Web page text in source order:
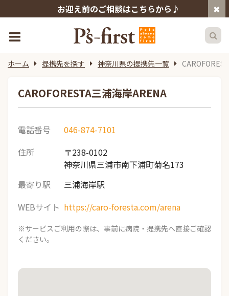
お迎え前のご相談はこちらから♪
ホーム 提携先を探す 神奈川県の提携先一覧
CAROFORESTA三浦海岸ARENA
電話番号
046-874-7101
住所
〒238-0102
神奈川県三浦市南下浦町菊名173
最寄り駅
三浦海岸駅
WEBサイト https://caro-foresta.com/arena
※サービスご利用の際は、事前に病院・提携先へ直接ご確認
ください。